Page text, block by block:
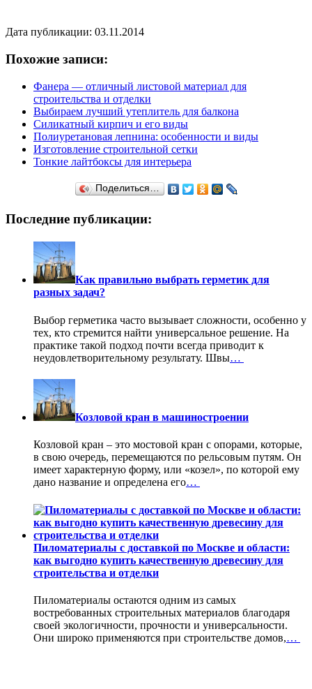
Дата публикации: 03.11.2014
Похожие записи:
Фанера — отличный листовой материал для
строительства и отделки
Выбираем лучший утеплитель для балкона
Силикатный кирпич и его виды
Полиуретановая лепнина: особенности и виды
Изготовление строительной сетки
Тонкие лайтбоксы для интерьера
Поделиться…
Последние публикации:
Как правильно выбрать герметик для
разных задач?
Выбор герметика часто вызывает сложности, особенно у
тех, кто стремится найти универсальное решение. На
практике такой подход почти всегда приводит к
неудовлетворительному результату. Швы…
Козловой кран в машиностроении
Козловой кран – это мостовой кран с опорами, которые,
в свою очередь, перемещаются по рельсовым путям. Он
имеет характерную форму, или «козел», по которой ему
дано название и определена его…
Пиломатериалы с доставкой по Москве и области:
как выгодно купить качественную древесину для
строительства и отделки
Пиломатериалы остаются одним из самых
востребованных строительных материалов благодаря
своей экологичности, прочности и универсальности.
Они широко применяются при строительстве домов,…